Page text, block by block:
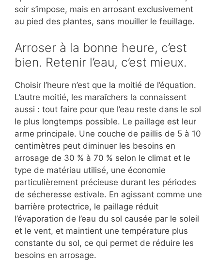
soir s’impose, mais en arrosant exclusivement
au pied des plantes, sans mouiller le feuillage.
Arroser à la bonne heure, c’est
bien. Retenir l’eau, c’est mieux.
Choisir l’heure n’est que la moitié de l’équation.
L’autre moitié, les maraîchers la connaissent
aussi : tout faire pour que l’eau reste dans le sol
le plus longtemps possible. Le paillage est leur
arme principale. Une couche de paillis de 5 à 10
centimètres peut diminuer les besoins en
arrosage de 30 % à 70 % selon le climat et le
type de matériau utilisé, une économie
particulièrement précieuse durant les périodes
de sécheresse estivale. En agissant comme une
barrière protectrice, le paillage réduit
l’évaporation de l’eau du sol causée par le soleil
et le vent, et maintient une température plus
constante du sol, ce qui permet de réduire les
besoins en arrosage.